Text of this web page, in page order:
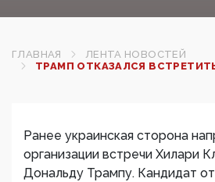
ГЛАВНАЯ
ЛЕНТА НОВОСТЕЙ
ТРАМП ОТКАЗАЛСЯ
Ранее украинская сторона
организации встречи Хилари
Дональду Трампу. Кандидат от